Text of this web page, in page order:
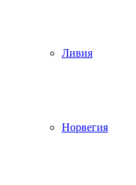
Ливия
Норвегия